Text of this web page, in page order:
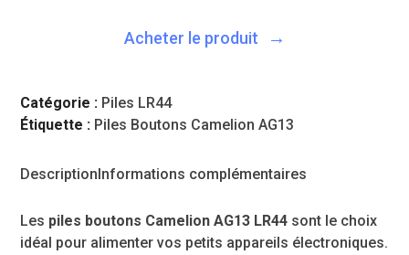
Acheter le produit
Catégorie : Piles LR44
Étiquette : Piles Boutons Camelion AG13
Description Informations complémentaires
Les piles boutons Camelion AG13 LR44 sont le choix
idéal pour alimenter vos petits appareils électroniques.